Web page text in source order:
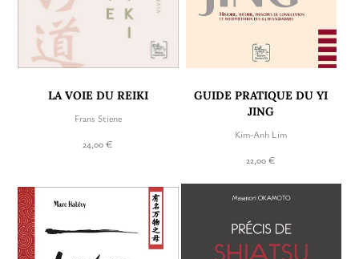
LA VOIE DU REIKI
Frans Stiene
24,00 €
GUIDE PRATIQUE DU YI
JING
Kim-Anh Lim
22,00 €